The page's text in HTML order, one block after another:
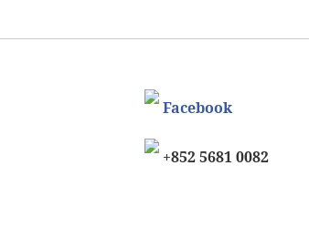
Facebook
+852 5681 0082